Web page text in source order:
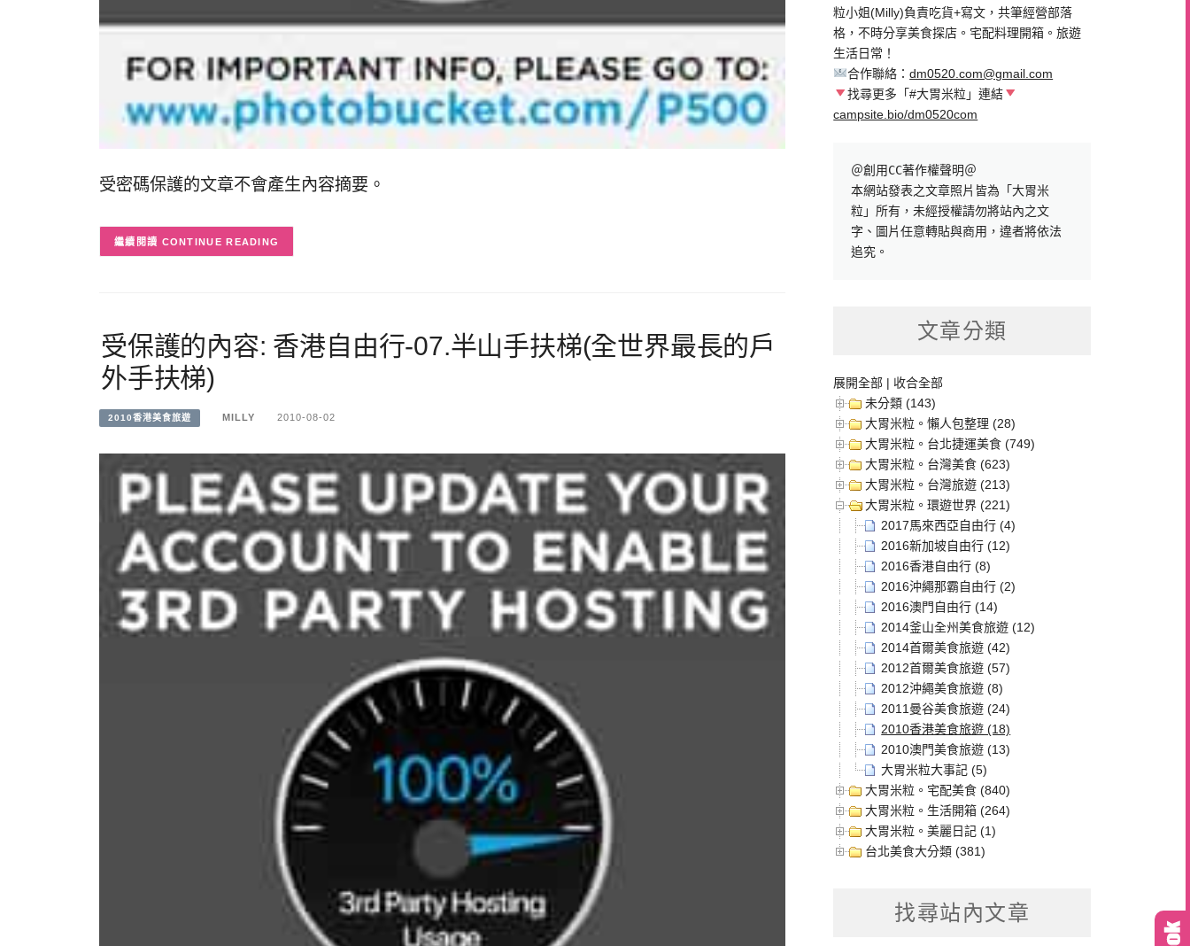
受密碼保護的文章不會產生內容摘要。
CONTINUE READING
受保護的內容: 香港自由行-07.半山手扶梯(全世界最長的戶
外手扶梯)
2010香港美食旅遊 MILLY 2010-08-02
粒小姐(Milly)負責吃貨+寫文，共筆經營部落
格，不時分享美食探店。宅配料理開箱。旅遊
生活日常！
合作聯絡：dm0520.com@gmail.com
找尋更多「#大胃米粒」連結
campsite.bio/dm0520com
＠創用CC著作權聲明＠
本網站發表之文章照片皆為「大胃米
粒」所有，未經授權請勿將站內之文
字、圖片任意轉貼與商用，違者將依法
追究。
文章分類
展開全部 | 收合全部
未分類 (143)
大胃米粒。懶人包整理 (28)
大胃米粒。台北捷運美食 (749)
大胃米粒。台灣美食 (623)
大胃米粒。台灣旅遊 (213)
大胃米粒。環遊世界 (221)
2017馬來西亞自由行 (4)
2016新加坡自由行 (12)
2016香港自由行 (8)
2016沖繩那霸自由行 (2)
2016澳門自由行 (14)
2014釜山全州美食旅遊 (12)
2014首爾美食旅遊 (42)
2012首爾美食旅遊 (57)
2012沖繩美食旅遊 (8)
2011曼谷美食旅遊 (24)
2010香港美食旅遊 (18)
2010澳門美食旅遊 (13)
大胃米粒大事記 (5)
大胃米粒。宅配美食 (840)
大胃米粒。生活開箱 (264)
大胃米粒。美麗日記 (1)
台北美食大分類 (381)
找尋站內文章